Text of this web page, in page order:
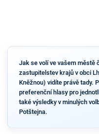
Jak se volí ve vašem městě
zastupitelstev krajů v obci
Kněžnou) vidíte právě tady.
preferenční hlasy pro
také výsledky v minulých
Potštejna.